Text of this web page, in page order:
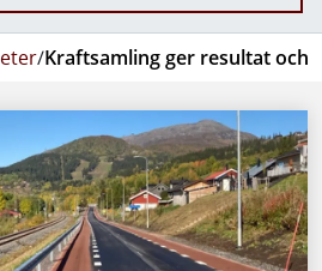
/Kraftsamling ger resultat